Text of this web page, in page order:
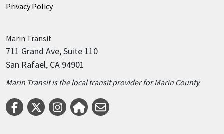
Privacy Policy
Marin Transit
711 Grand Ave, Suite 110
San Rafael, CA 94901
Marin Transit is the local transit provider for Marin County